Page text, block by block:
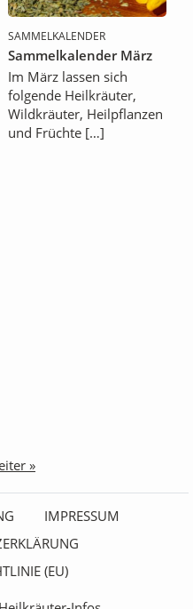
SAMMELKALENDER
Sammelkalender März
Im März lassen sich
folgende Heilkräuter,
Wildkräuter, Heilpflanzen
und Früchte […]
»
IMPRESSUM
(EU)